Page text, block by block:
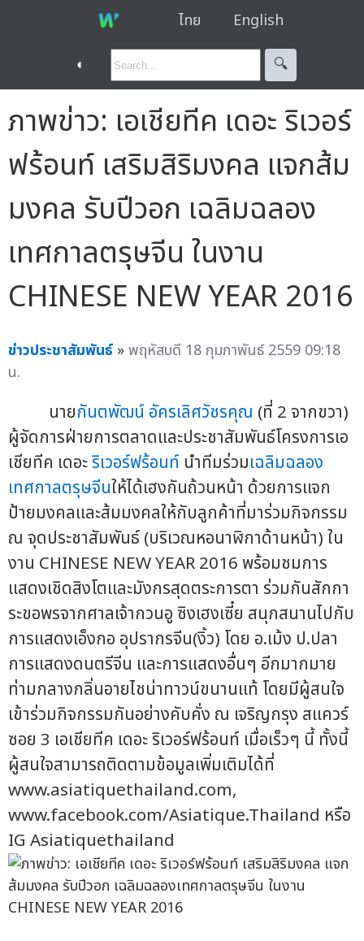
ไทย English
◐ 🔍︎
ภาพข่าว: เอเชียทีค เดอะ ริเวอร์
ฟร้อนท์ เสริมสิริมงคล แจกส้ม
มงคล รับปีวอก เฉลิมฉลอง
เทศกาลตรุษจีน ในงาน
CHINESE NEW YEAR 2016
ข่าวประชาสัมพันธ์ »พฤหัสบดี 18 กุมภาพันธ์ 2559 09:18
น.
นายกันตพัฒน์ อัครเลิศวัชรคุณ (ที่ 2 จากขวา)
ผู้จัดการฝ่ายการตลาดและประชาสัมพันธ์โครงการเอ
เชียทีค เดอะริเวอร์ฟร้อนท์ นำทีมร่วมเฉลิมฉลอง
เทศกาลตรุษจีนให้ได้เฮงกันถ้วนหน้า ด้วยการแจก
ป้ายมงคลและส้มมงคลให้กับลูกค้าที่มาร่วมกิจกรรม
ณ จุดประชาสัมพันธ์ (บริเวณหอนาฬิกาด้านหน้า) ใน
งาน CHINESE NEW YEAR 2016 พร้อมชมการ
แสดงเชิดสิงโตและมังกรสุดตระการตา ร่วมกันสักกา
ระขอพรจากศาลเจ้ากวนอู ซิงเฮงเซี๋ย สนุกสนานไปกับ
การแสดงเอ็งกอ อุปรากรจีน(งิ้ว) โดย อ.เม้ง ป.ปลา
การแสดงดนตรีจีน และการแสดงอื่นๆ อีกมากมาย
ท่ามกลางกลิ่นอายไชน่าทาวน์ขนานแท้ โดยมีผู้สนใจ
เข้าร่วมกิจกรรมกันอย่างคับคั่ง ณ เจริญกรุง สแควร์
ซอย 3 เอเชียทีค เดอะ ริเวอร์ฟร้อนท์ เมื่อเร็วๆ นี้ ทั้งนี้
ผู้สนใจสามารถติดตามข้อมูลเพิ่มเติมได้ที่
www.asiatiquethailand.com,
www.facebook.com/Asiatique.Thailand หรือ
IG Asiatiquethailand